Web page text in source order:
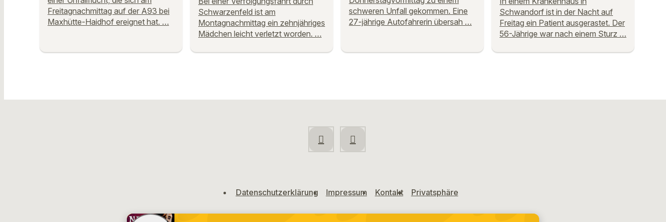
Freitagnachmittag auf der A93 bei
Maxhütte-Haidhof ereignet hat. …
Schwarzenfeld ist am
Montagnachmittag ein zehnjähriges
Mädchen leicht verletzt worden. …
schweren Unfall gekommen. Eine
27-jährige Autofahrerin übersah …
Schwandorf ist in der Nacht auf
Freitag ein Patient ausgerastet. Der
56-Jährige war nach einem Sturz …
Datenschutzerklärung Impressum Kontakt Privatsphäre